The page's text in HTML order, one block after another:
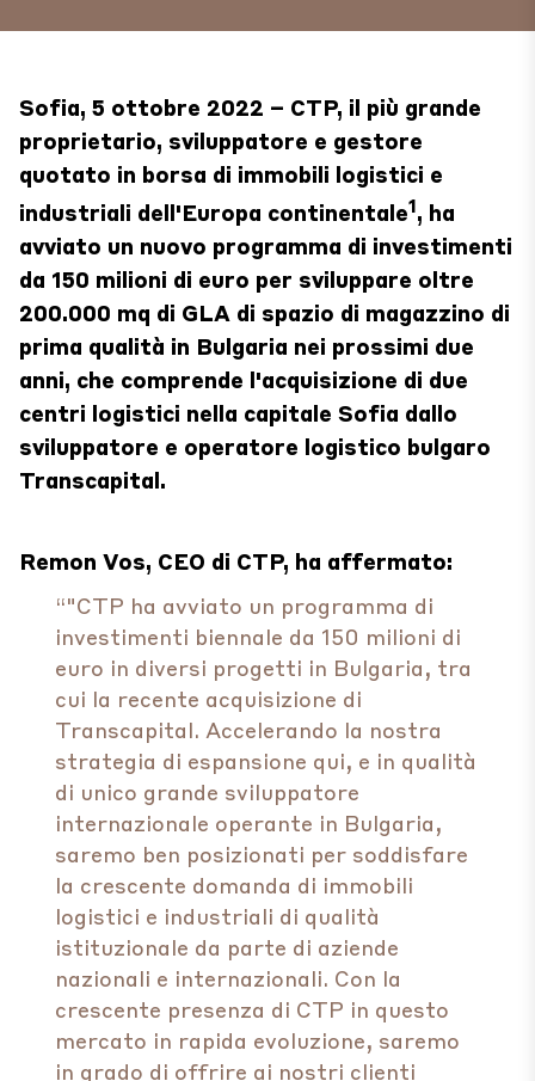
Sofia, 5 ottobre 2022 – CTP, il più grande
proprietario, sviluppatore e gestore
quotato in borsa di immobili logistici e
industriali dell'Europa continentale1, ha
avviato un nuovo programma di investimenti
da 150 milioni di euro per sviluppare oltre
200.000 mq di GLA di spazio di magazzino di
prima qualità in Bulgaria nei prossimi due
anni, che comprende l'acquisizione di due
centri logistici nella capitale Sofia dallo
sviluppatore e operatore logistico bulgaro
Transcapital.
Remon Vos, CEO di CTP, ha affermato:
“"CTP ha avviato un programma di
investimenti biennale da 150 milioni di
euro in diversi progetti in Bulgaria, tra
cui la recente acquisizione di
Transcapital. Accelerando la nostra
strategia di espansione qui, e in qualità
di unico grande sviluppatore
internazionale operante in Bulgaria,
saremo ben posizionati per soddisfare
la crescente domanda di immobili
logistici e industriali di qualità
istituzionale da parte di aziende
nazionali e internazionali. Con la
crescente presenza di CTP in questo
mercato in rapida evoluzione, saremo
in grado di offrire ai nostri clienti